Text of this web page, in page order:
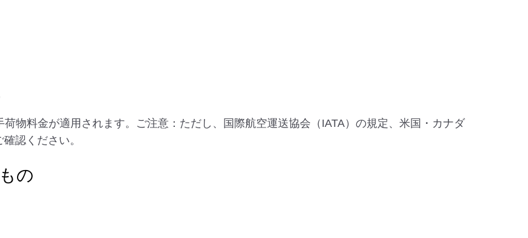
物料金が適用されます。ご注意：ただし、国際航空運送協会（IATA）の規定、米国・カナダ
認ください。
の